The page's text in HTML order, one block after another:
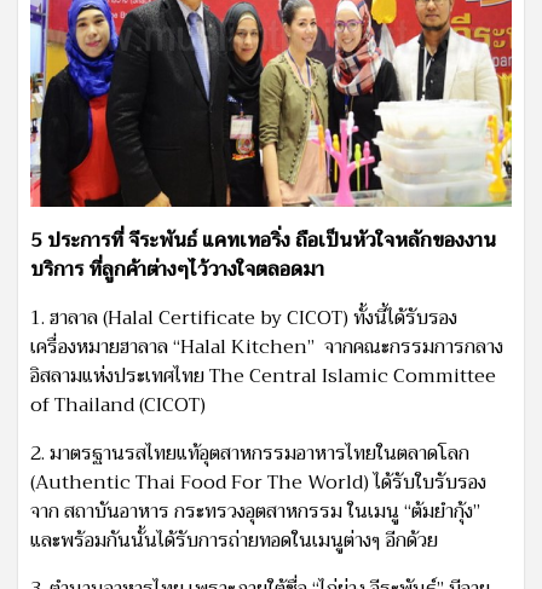
5 ประการที่ จีระพันธ์ แคทเทอริ่ง ถือเป็นหัวใจหลักของงาน
บริการ ที่ลูกค้าต่างๆไว้วางใจตลอดมา
1. ฮาลาล (Halal Certificate by CICOT) ทั้งนี้ได้รับรอง
เครื่องหมายฮาลาล “Halal Kitchen” จากคณะกรรมการกลาง
อิสลามแห่งประเทศไทย The Central Islamic Committee
of Thailand (CICOT)
2. มาตรฐานรสไทยแท้อุตสาหกรรมอาหารไทยในตลาดโลก
(Authentic Thai Food For The World) ได้รับใบรับรอง
จาก สถาบันอาหาร กระทรวงอุตสาหกรรม ในเมนู “ต้มยำกุ้ง”
และพร้อมกันนั้นได้รับการถ่ายทอดในเมนูต่างๆ อีกด้วย